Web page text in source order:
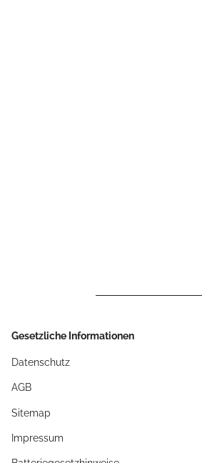
Gesetzliche Informationen
Datenschutz
AGB
Sitemap
Impressum